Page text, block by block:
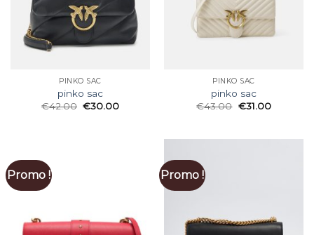
PINKO SAC
pinko sac
€42.00 €30.00
PINKO SAC
pinko sac
€43.00 €31.00
Promo ! Promo !